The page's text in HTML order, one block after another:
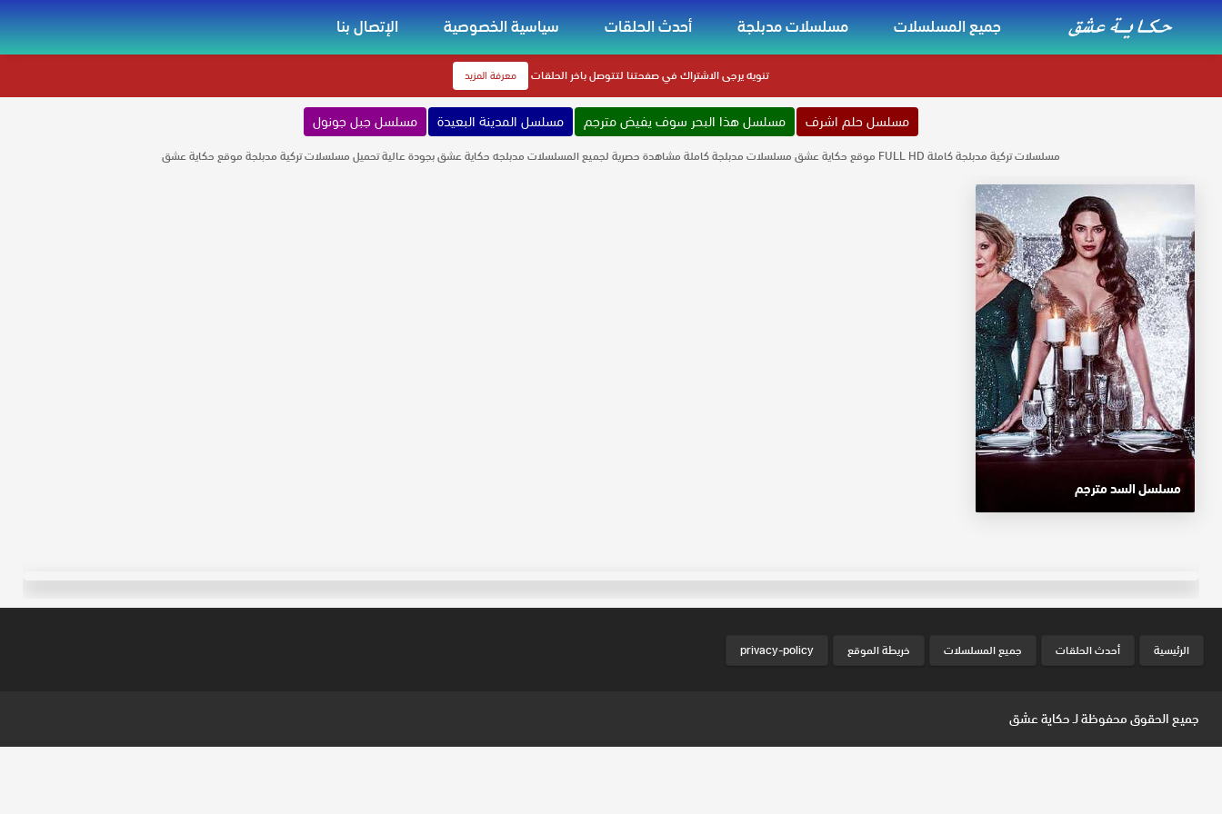
جميع المسلسلات مسلسلات مدبلجة أحدث الحلقات سياسية الخصوصية الإتصال بنا
تنويهيرجى الاشتراك في صفحتنا لتتوصل باخر الحلقات معرفة المزيد
مسلسل حلم اشرف مسلسل هذا البحر سوف يفيض مترجم مسلسل المدينة البعيدة مسلسل جبل جونول
مسلسلات تركية مدبلجة كاملة FULL HD موقع حكاية عشق مسلسلات مدبلجة كاملة مشاهدة حصرية لجميع المسلسلات مدبلجه حكاية عشق بجودة عالية تحميل مسلسلات تركية مدبلجة موقع حكاية عشق
مسلسل السد مترجم
الرئيسية أحدث الحلقات جميع المسلسلات خريطة الموقع privacy-policy
جميع الحقوق محفوظة لـحكاية عشق